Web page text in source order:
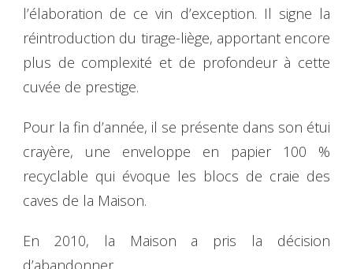
l’élaboration de ce vin d’exception. Il signe la
réintroduction du tirage-liège, apportant encore
plus de complexité et de profondeur à cette
cuvée de prestige.
Pour la fin d’année, il se présente dans son étui
crayère, une enveloppe en papier 100 %
recyclable qui évoque les blocs de craie des
caves de la Maison.
En 2010, la Maison a pris la décision
d’abandonner